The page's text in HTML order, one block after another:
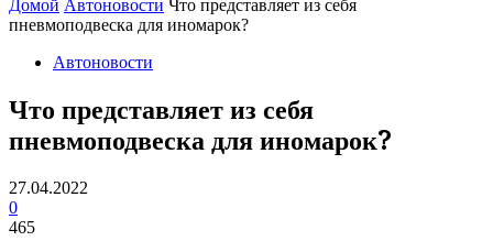
Домой Автоновости Что представляет из себя
пневмоподвеска для иномарок?
Автоновости
Что представляет из себя
пневмоподвеска для иномарок?
27.04.2022
0
465